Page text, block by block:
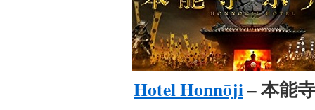
Hotel Honnōji– 本能